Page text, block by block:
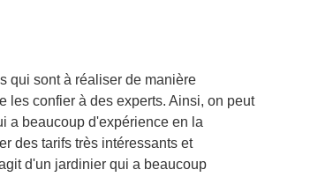
qui sont à réaliser de manière
les confier à des experts. Ainsi, on peut
a beaucoup d'expérience en la
des tarifs très intéressants et
d'un jardinier qui a beaucoup